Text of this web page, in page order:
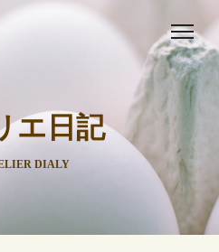
エ日記
DIALY